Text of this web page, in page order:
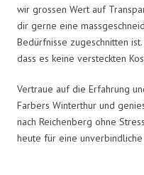
wir grossen Wert auf
dir gerne eine
Bedürfnisse zugeschnitten
dass es keine versteckten
Vertraue auf die Erfahrung
Farbers Winterthur und
nach Reichenberg ohne
heute für eine